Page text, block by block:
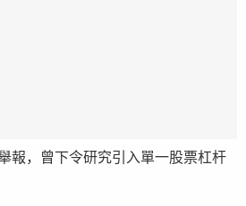
報，曾下令研究引入單一股票杠杆